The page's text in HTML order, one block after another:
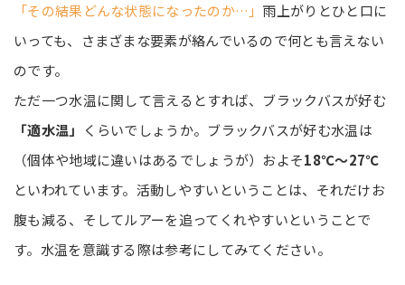
「その結果どんな状態になったのか…」 雨上がりとひと口に
いっても、さまざまな要素が絡んでいるので何とも言えない
のです。
ただ一つ水温に関して言えるとすれば、ブラックバスが好む
「適水温」
くらいでしょうか。ブラックバスが好む水温は
（個体や地域に違いはあるでしょうが）およそ18℃～27℃
といわれています。活動しやすいということは、それだけお
腹も減る、そしてルアーを追ってくれやすいということで
す。水温を意識する際は参考にしてみてください。